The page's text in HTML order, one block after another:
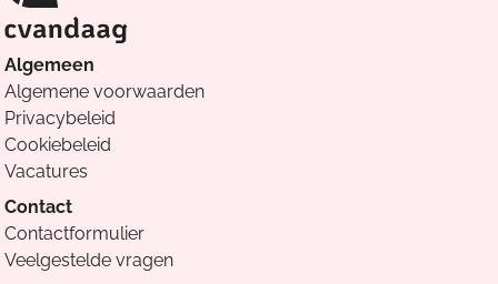
Algemeen
Algemene voorwaarden
Privacybeleid
Cookiebeleid
Vacatures
Contact
Contactformulier
Veelgestelde vragen